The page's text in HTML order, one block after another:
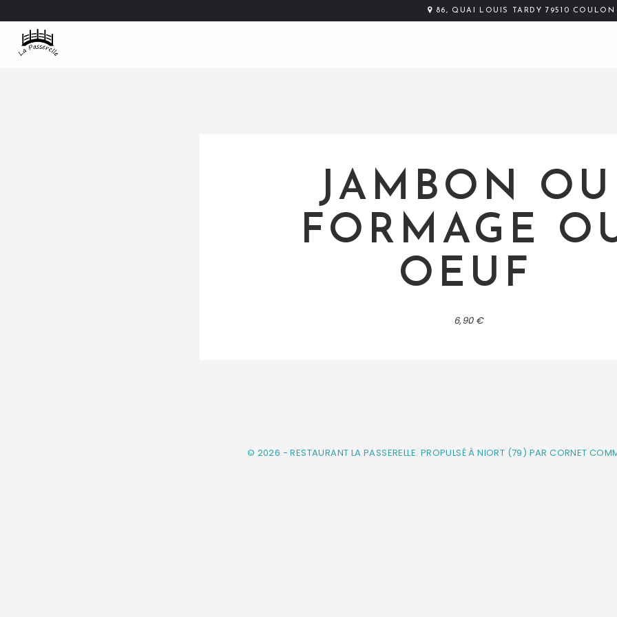
86, QUAI LOUIS TARDY 79510 COULON
JAMBON OU
FORMAGE
OEUF
6,90 €
© 2026 - RESTAURANT LA PASSERELLE. PROPULSÉ À NIORT (79) PAR CORNET